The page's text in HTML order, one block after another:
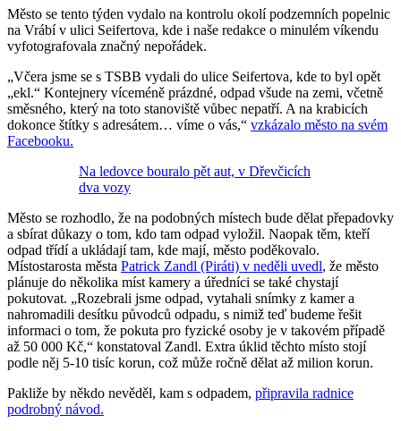
Město se tento týden vydalo na kontrolu okolí podzemních popelnic
na Vrábí v ulici Seifertova, kde i naše redakce o minulém víkendu
vyfotografovala značný nepořádek.
„Včera jsme se s TSBB vydali do ulice Seifertova, kde to byl opět
„ekl.“ Kontejnery víceméně prázdné, odpad všude na zemi, včetně
směsného, který na toto stanoviště vůbec nepatří. A na krabicích
dokonce štítky s adresátem… víme o vás,“ vzkázalo město na svém
Facebooku.
Na ledovce bouralo pět aut, v Dřevčicích
dva vozy
Město se rozhodlo, že na podobných místech bude dělat přepadovky
a sbírat důkazy o tom, kdo tam odpad vyložil. Naopak těm, kteří
odpad třídí a ukládají tam, kde mají, město poděkovalo.
Místostarosta města Patrick Zandl (Piráti) v neděli uvedl, že město
plánuje do několika míst kamery a úředníci se také chystají
pokutovat. „Rozebrali jsme odpad, vytahali snímky z kamer a
nahromadili desítku původců odpadu, s nimiž teď budeme řešit
informaci o tom, že pokuta pro fyzické osoby je v takovém případě
až 50 000 Kč,“ konstatoval Zandl. Extra úklid těchto místo stojí
podle něj 5-10 tisíc korun, což může ročně dělat až milion korun.
Pakliže by někdo nevěděl, kam s odpadem, připravila radnice
podrobný návod.